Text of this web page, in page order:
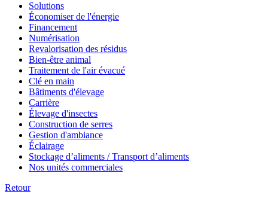
Solutions
Économiser de l'énergie
Financement
Numérisation
Revalorisation des résidus
Bien-être animal
Traitement de l'air évacué
Clé en main
Bâtiments d'élevage
Carrière
Élevage d'insectes
Construction de serres
Gestion d'ambiance
Éclairage
Stockage d’aliments / Transport d’aliments
Nos unités commerciales
Retour